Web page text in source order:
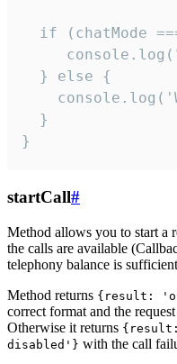
if (chatMode
  } else {
  }
}
startCall#
Method allows you to start a
the calls are available
telephony balance is
Method returns {result:
correct format and the
Otherwise it returns
disabled'} with the call